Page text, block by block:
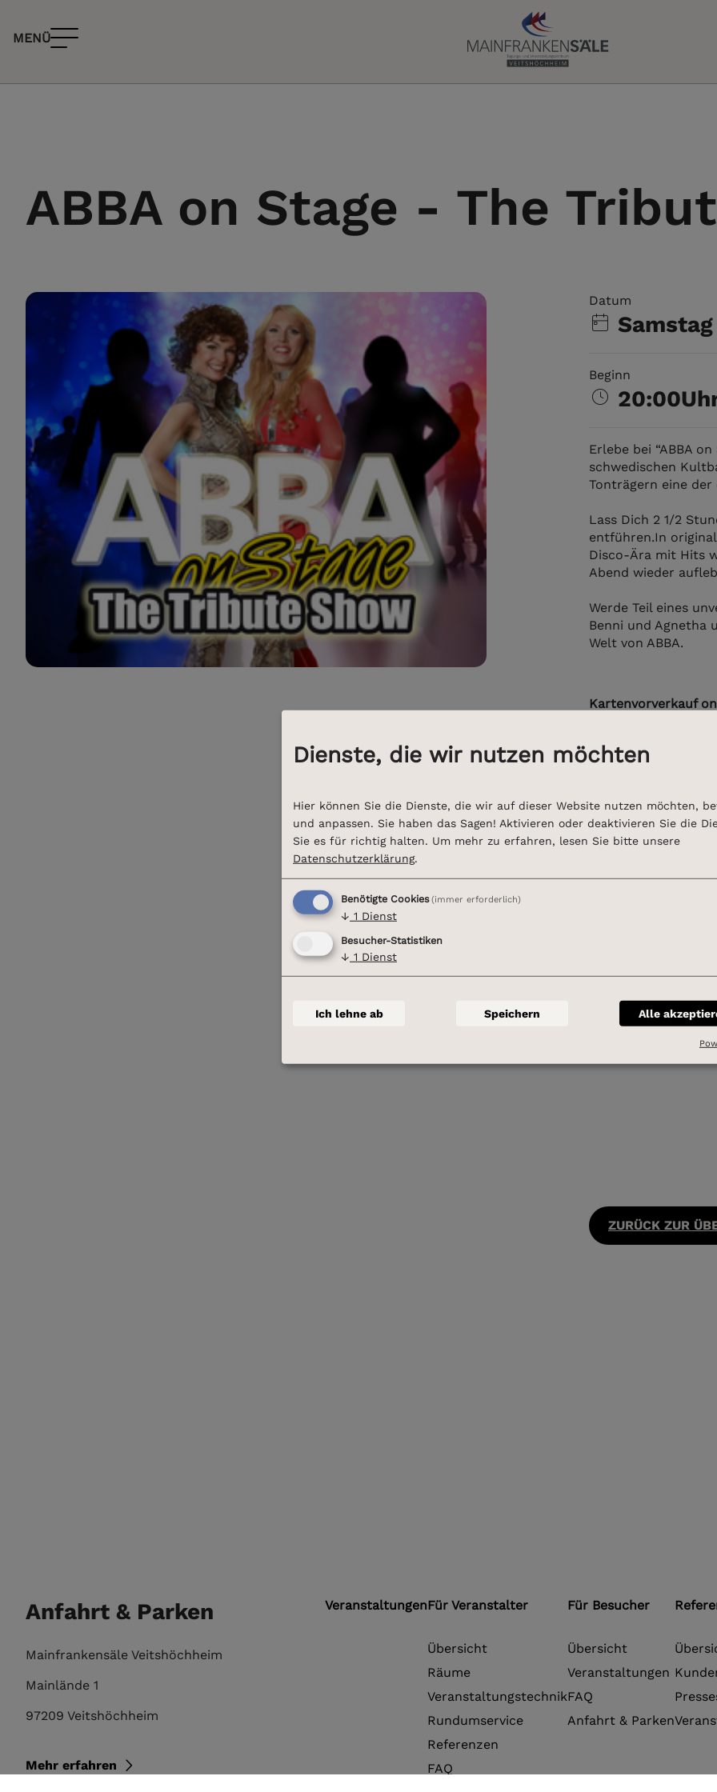
MENÜ
ABBA on Stage - The
Datum
Beginn
Erlebe bei “ABBA
schwedischen
Tonträgern eine
Lass Dich 2 1/2
entführen.In
Disco-Ära mit Hits
Abend wieder
Werde Teil eines
Benni und Agnetha
Welt von ABBA.
Kartenvorverkauf
RESERVIX
EVENTIM
Tourist-Information
Mainlände 1, 97209
ZURÜCK ZUR
Dienste, die wir nutzen möchten
Hier können Sie die Dienste, die wir auf dieser Website nutzen möchten,
und anpassen. Sie haben das Sagen! Aktivieren oder deaktivieren Sie die
Sie es für richtig halten. Um mehr zu erfahren, lesen Sie bitte unsere
Datenschutzerklärung.
Benötigte Cookies(immer erforderlich)
↓ 1 Dienst
Besucher-Statistiken
↓ 1 Dienst
Ich lehne ab Speichern Alle
Anfahrt & Parken
Mainfrankensäle Veitshöchheim
Mainlände 1
97209 Veitshöchheim
Mehr erfahren
VeranstaltungenFür Veranstalter
Übersicht
Räume
Veranstaltungstechnik
Rundumservice
Referenzen
FAQ
Für Besucher
Übersicht
Veranstaltungen
FAQ
Anfahrt & Parken